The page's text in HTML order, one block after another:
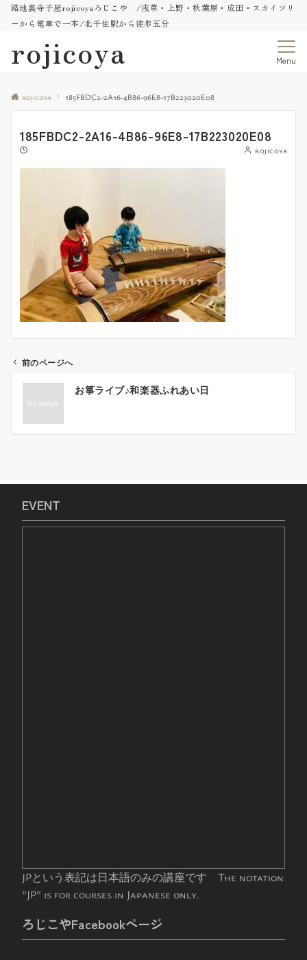
路地裏寺子屋rojicoyaろじこや /浅草・上野・秋葉原・成田・スカイツリ
ーから電車で一本/北千住駅から徒歩五分
rojicoya Menu
rojicoya 185FBDC2-2A16-4B86-96E8-17B223020E08
185FBDC2-2A16-4B86-96E8-17B223020E08
rojicoya
ビ
シ
前のページへ
お箏ライブ♪和楽器ふれあい日
EVENT
JPという表記は日本語のみの講座です The notation
"JP" is for courses in Japanese only.
ろじこやFacebookページ